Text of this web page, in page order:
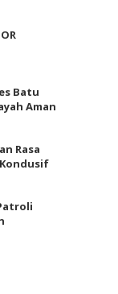
Batu
Aman
Rasa
Kondusif